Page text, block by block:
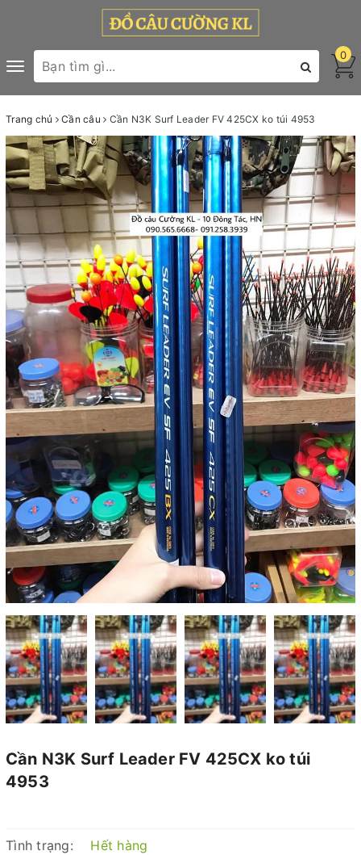
Toggle
navigation
0
Trang chủ Cần câu Cần N3K Surf Leader FV 425CX ko túi 4953
Cần N3K Surf Leader FV 425CX ko túi
4953
Tình trạng:
Hết hàng